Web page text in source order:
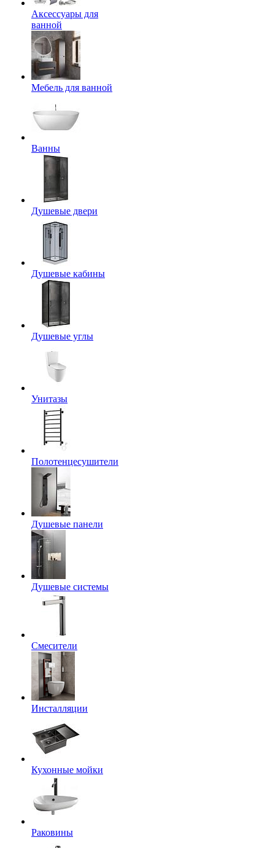
Аксессуары для
ванной
Мебель для ванной
Ванны
Душевые двери
Душевые кабины
Душевые углы
Унитазы
Полотенцесушители
Душевые панели
Душевые системы
Смесители
Инсталляции
Кухонные мойки
Раковины